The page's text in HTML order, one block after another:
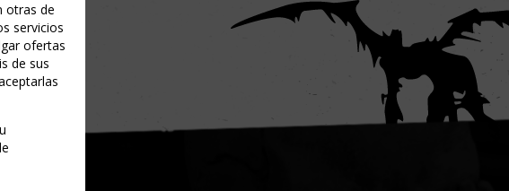
otras de
servicios
ofertas
de sus